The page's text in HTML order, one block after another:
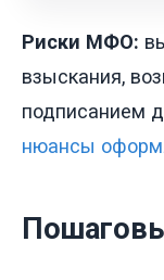
Риски МФО:
взыскания,
подписанием
нюансы